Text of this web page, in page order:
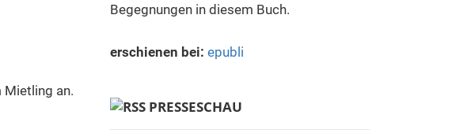
Mietling an.
Begegnungen in diesem Buch.
erschienen bei: epubli
PRESSESCHAU